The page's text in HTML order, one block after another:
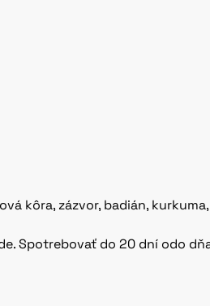
kôra, zázvor, badián,
Spotrebovať do 20 dní odo